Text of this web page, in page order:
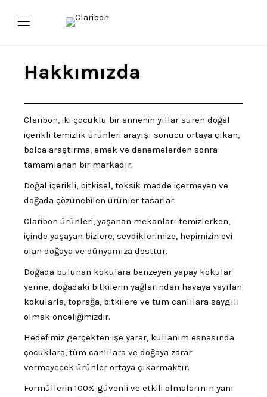
Hakkımızda
Claribon, iki çocuklu bir annenin yıllar süren doğal
içerikli temizlik ürünleri arayışı sonucu ortaya çıkan,
bolca araştırma, emek ve denemelerden sonra
tamamlanan bir markadır.
Doğal içerikli, bitkisel, toksik madde içermeyen ve
doğada çözünebilen ürünler tasarlar.
Claribon ürünleri, yaşanan mekanları temizlerken,
içinde yaşayan bizlere, sevdiklerimize, hepimizin evi
olan doğaya ve dünyamıza dosttur.
Doğada bulunan kokulara benzeyen yapay kokular
yerine, doğadaki bitkilerin yağlarından havaya yayılan
kokularla, toprağa, bitkilere ve tüm canlılara saygılı
olmak önceliğimizdir.
Hedefimiz gerçekten işe yarar, kullanım esnasında
çocuklara, tüm canlılara ve doğaya zarar
vermeyecek ürünler ortaya çıkarmaktır.
Formüllerin 100% güvenli ve etkili olmalarının yanı